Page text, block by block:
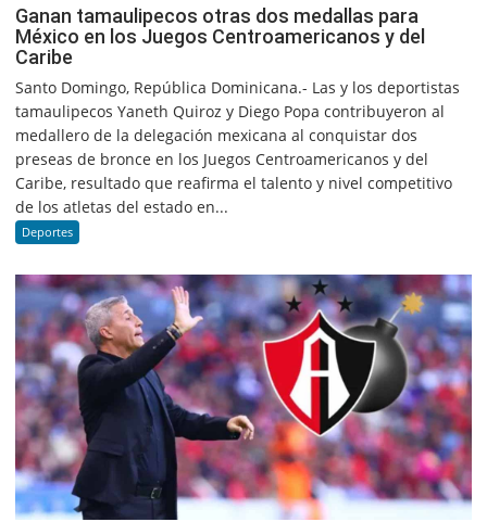
Ganan tamaulipecos otras dos medallas para
México en los Juegos Centroamericanos y del
Caribe
Santo Domingo, República Dominicana.- Las y los deportistas
tamaulipecos Yaneth Quiroz y Diego Popa contribuyeron al
medallero de la delegación mexicana al conquistar dos
preseas de bronce en los Juegos Centroamericanos y del
Caribe, resultado que reafirma el talento y nivel competitivo
de los atletas del estado en...
Deportes